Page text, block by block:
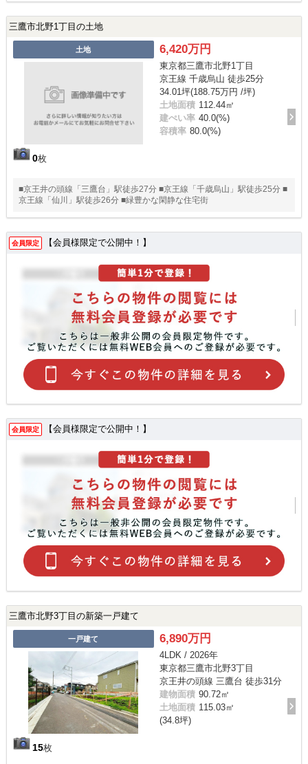
三鷹市北野1丁目の土地
土地
0枚
6,420万円
東京都三鷹市北野1丁目
京王線 千歳烏山 徒歩25分
34.01坪(188.75万円 /坪)
土地面積 112.44㎡
建ぺい率 40.0(%)
容積率 80.0(%)
■京王井の頭線「三鷹台」駅徒歩27分 ■京王線「千歳烏山」駅徒歩25分 ■
京王線「仙川」駅徒歩26分 ■緑豊かな閑静な住宅街
会員限定 【会員様限定で公開中！】
会員限定 【会員様限定で公開中！】
三鷹市北野3丁目の新築一戸建て
一戸建て
15枚
6,890万円
4LDK / 2026年
東京都三鷹市北野3丁目
京王井の頭線 三鷹台 徒歩31分
建物面積 90.72㎡
土地面積 115.03㎡
(34.8坪)